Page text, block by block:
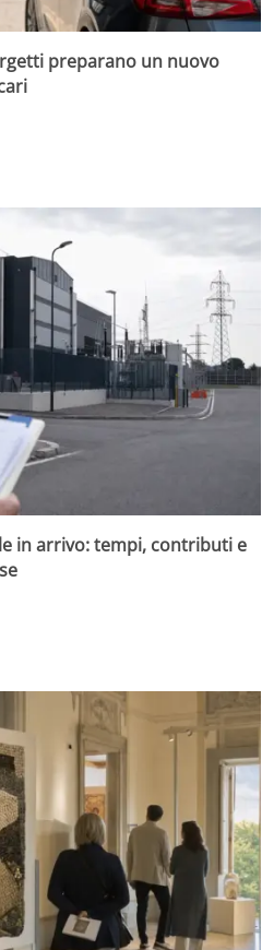
preparano un nuovo
in arrivo: tempi, contributi e